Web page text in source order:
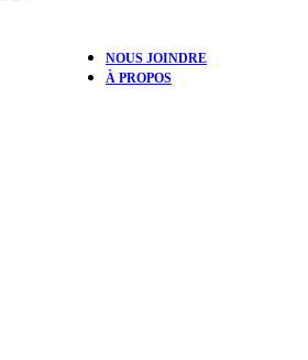
NOUS JOINDRE
À PROPOS